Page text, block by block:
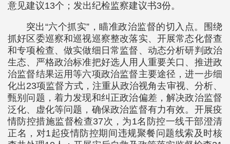
意见建议13个；发出纪检监察建议书3份。
突出“六个抓实”，瞄准政治监督的切入点。围绕
抓好区委巡察和巡视巡察整改落实、开展常态化督查
和专项检查、做实做细日常监督、动态分析研判政治
生态、严格政治标准把好选人用人重要关口、推进政
治监督结果运用等六项政治监督主要途径，进一步细
化出23项监督方式，注重从政治视角去审视、分析、
甄别问题，着力发现和纠正政治偏差，解决政治监督
泛化、虚化等问题，确保政治监督有力有效。开展疫
情防控措施监督检查37次，为1名防控一线干部澄清
正名，对1起疫情防控期间违规聚餐问题线索及时核